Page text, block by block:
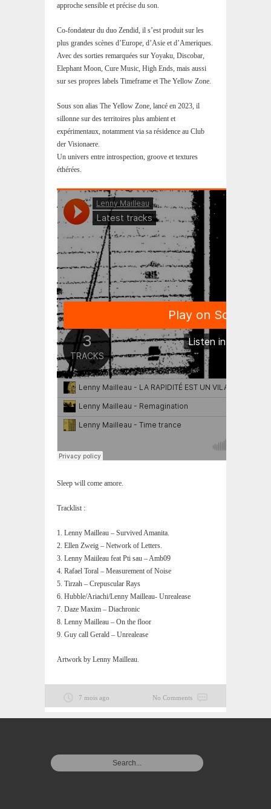
approche sensible et précise du son.
Co-fondateur du duo Zendid, il s’est produit sur les
plus grandes scènes d’Europe, d’Asie et d’Ameriques.
Avec des sorties remarquées sur Yoyaku, Discobar,
Elephant Moon, Cure Music, High Ends, mais aussi
sur ses propres labels Timeframe et The Yellow Zone.
Sous son alias The Yellow Zone, lancé en 2023, il
sillonne sur des territoires plus ambient et
expérimentaux, notamment via sa résidence au Club
der Visionaere.
Un univers entre introspection, groove et textures
éthérées.
Sleep will come amore.
Tracklist :
1. Lenny Mailleau – Survived Amanita.
2. Ellen Zweig – Network of Letters.
3. Lenny Maiileau feat Pti sau – Amb09
4. Rafael Toral – Measurement of Noise
5. Tirzah – Crepuscular Rays
6. Hubble/Ariachi/Lenny Mailleau- Unrealease
7. Daze Maxim – Diachronic
8. Lenny Mailleau – On the floor
9. Guy call Gerald – Unrealease
Artwork by Lenny Mailleau.
7 mois ago No Comments